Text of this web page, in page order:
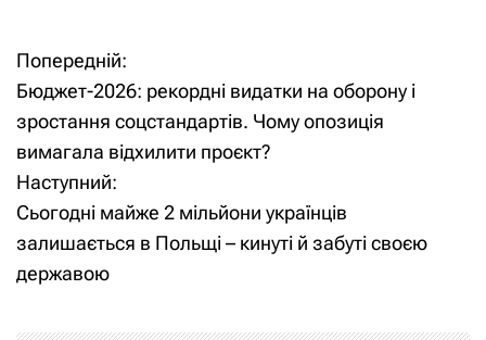
Н
а
в
і
г
Попередній:
Бюджет-2026: рекордні видатки на оборону і
зростання соцстандартів. Чому опозиція
вимагала відхилити проєкт?
Наступний:
Сьогодні майже 2 мільйони українців
залишається в Польщі – кинуті й забуті своєю
державою